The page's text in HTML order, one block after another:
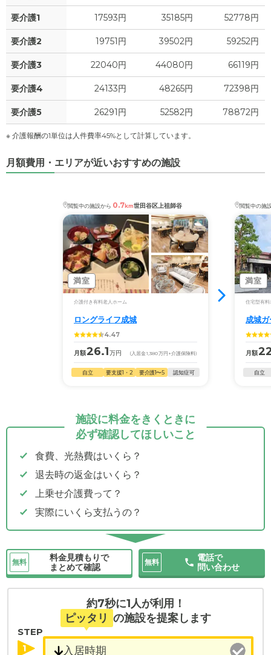
要介護1 17593円 35185円 52778円
要介護2 19751円 39502円 59252円
要介護3 22040円 44080円 66119円
要介護4 24133円 48265円 72398円
要介護5 26291円 52582円 78872円
※ 介護報酬の1単位は人件費率45%として計算しています。
月額費用・エリアが近いおすすめの施設
閲覧中の施設から 0.7km世田谷区上祖師谷
満室
介護付き有料老人ホーム
ロングライフ成城
4.47
月額26.1万円 (入居金1,380万円 +介護保険料)
自立 要支援1・2 要介護1〜5 認知症可
閲覧中の施
満室
住宅型有料
成城
月額
自立
施設に料金をきくときに
必ず確認してほしいこと
食費、光熱費はいくら？
退去時の返金はいくら？
上乗せ介護費って？
実際にいくら支払うの？
無料
料金見積もりで
まとめて確認
無料
電話で
問い合わせ
約7秒に1人が利用！
ピッタリ の施設を提案します
STEP
1